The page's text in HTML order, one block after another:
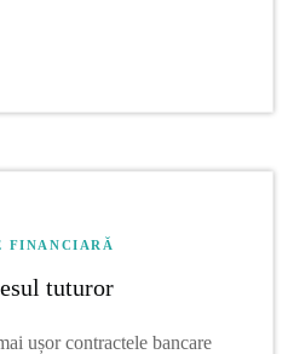
FINANCIARĂ
tuturor
ușor contractele bancare